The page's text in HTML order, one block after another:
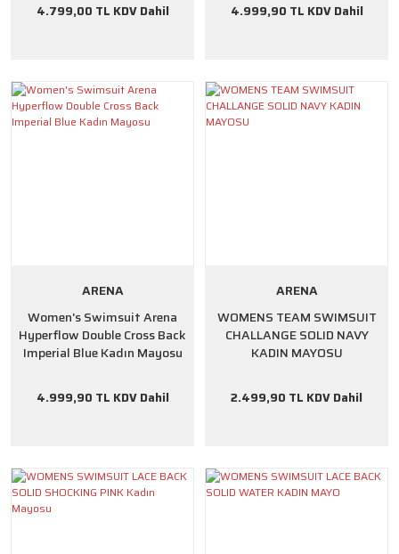
4.799,00 TL KDV Dahil 4.999,90 TL KDV Dahil
ARENA
Women's Swimsuit Arena
Hyperflow Double Cross Back
Imperial Blue Kadın Mayosu
4.999,90 TL KDV Dahil
ARENA
WOMENS TEAM SWIMSUIT
CHALLANGE SOLID NAVY
KADIN MAYOSU
2.499,90 TL KDV Dahil